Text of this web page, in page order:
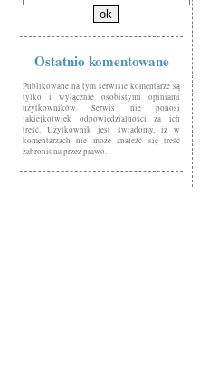
Ostatnio komentowane
Publikowane na tym serwisie komentarze są
tylko i wyłącznie osobistymi opiniami
użytkowników. Serwis nie ponosi
jakiejkolwiek odpowiedzialności za ich
treść. Użytkownik jest świadomy, iż w
komentarzach nie może znaleźć się treść
zabroniona przez prawo.